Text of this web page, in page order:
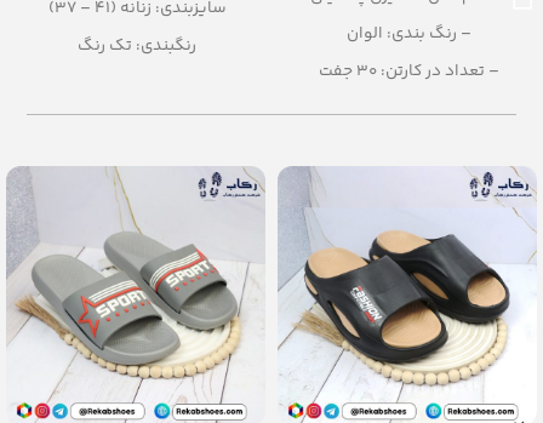
– رنگ بندی: الوان
– تعداد در کارتن: 30 جفت
– جنس: Airblowing
سایزبندی: زنانه (41 – 37)
رنگبندی: تک رنگ
جنس: PU